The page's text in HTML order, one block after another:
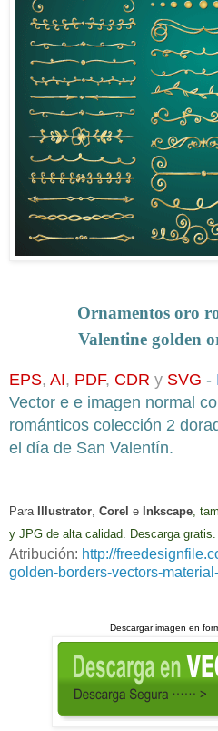
Ornamentos oro
Valentine golden
EPS, AI, PDF, CDR y SVG -
Vector e e imagen normal
románticos colección 2
el día de San Valentín.
Para Illustrator, Corel e Inkscape,
y JPG de alta calidad. Descarga gratis.
Atribución: http://
golden-borders-vectors-
Descargar imagen en